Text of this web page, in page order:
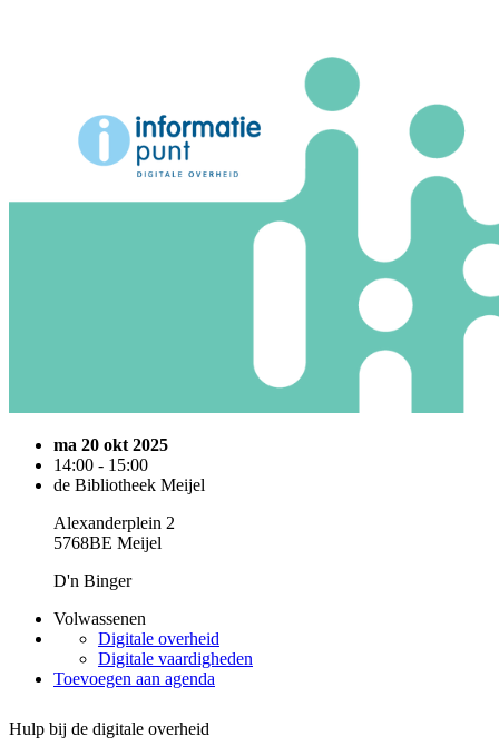
ma 20 okt 2025
14:00 - 15:00
de Bibliotheek Meijel
Alexanderplein 2
5768BE Meijel
D'n Binger
Volwassenen
Digitale overheid
Digitale vaardigheden
Toevoegen aan agenda
Hulp bij de digitale overheid